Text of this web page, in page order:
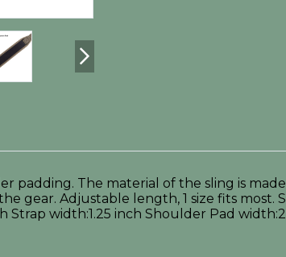
padding. The material of the sling is
gear. Adjustable length, 1 size fits most.
width:1.25 inch Shoulder Pad